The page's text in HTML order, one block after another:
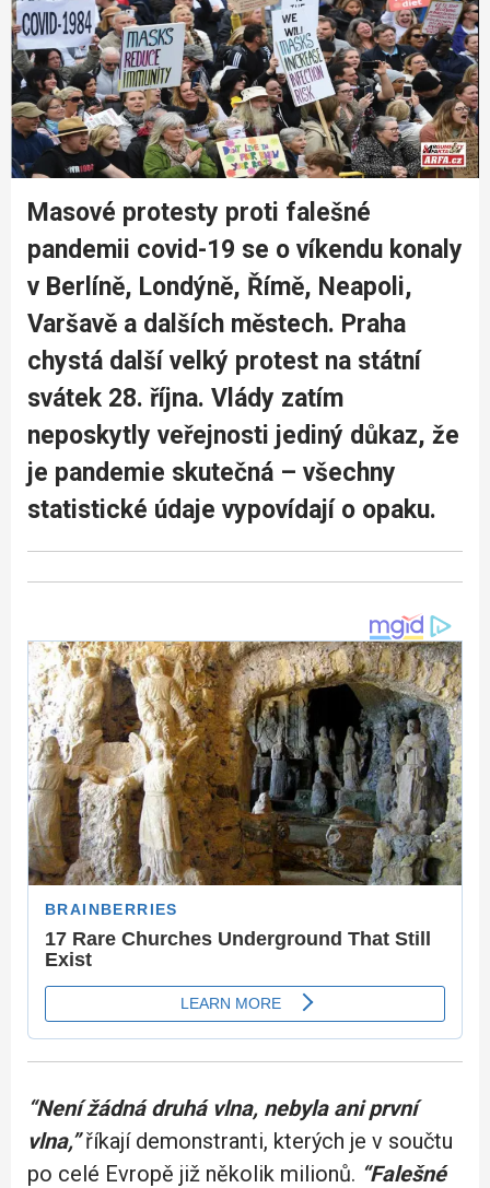
Masové protesty proti falešné
pandemii covid-19 se o víkendu konaly
v Berlíně, Londýně, Římě, Neapoli,
Varšavě a dalších městech. Praha
chystá další velký protest na státní
svátek 28. října. Vlády zatím
neposkytly veřejnosti jediný důkaz, že
je pandemie skutečná – všechny
statistické údaje vypovídají o opaku.
“Není žádná druhá vlna, nebyla ani první
vlna,” říkají demonstranti, kterých je v součtu
po celé Evropě již několik milionů. “Falešné